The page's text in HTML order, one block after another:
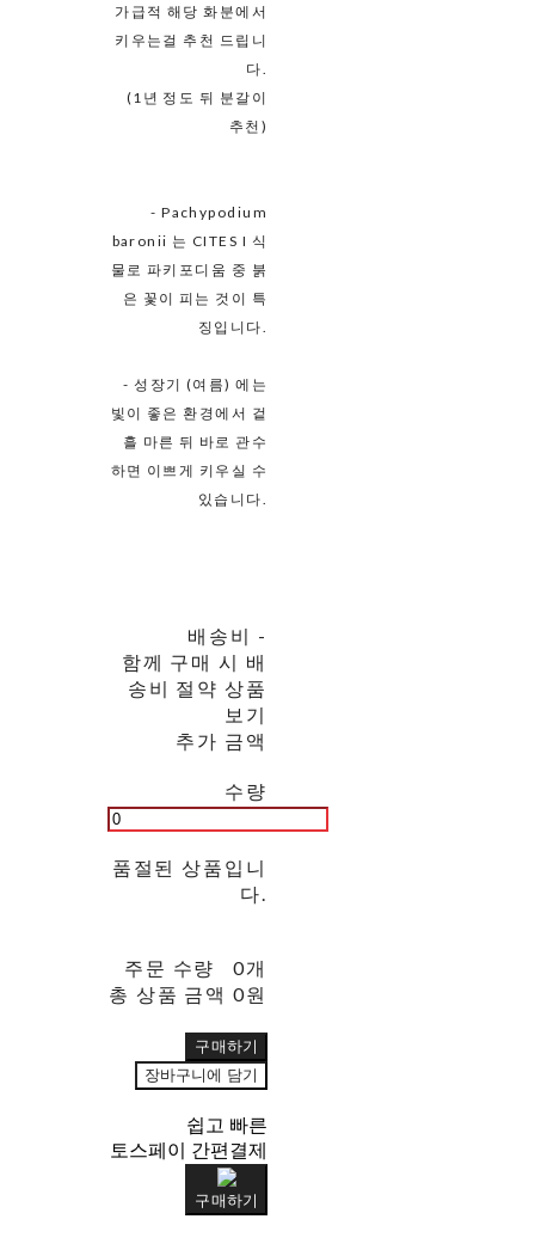
가급적 해당 화분에서
키우는걸 추천 드립니
다.
(1년 정도 뒤 분갈이
추천)
- Pachypodium
baronii 는 CITES I 식
물로 파키포디움 중 붉
은 꽃이 피는 것이 특
징입니다.
- 성장기 (여름) 에는
빛이 좋은 환경에서 겉
흘 마른 뒤 바로 관수
하면 이쁘게 키우실 수
있습니다.
배송비 -
함께 구매 시 배
송비 절약 상품
보기
추가 금액
수량
품절된 상품입니
다.
주문 수량
0개
총 상품 금액 0원
구매하기
장바구니에 담기
쉽고 빠른
토스페이 간편결제
구매하기